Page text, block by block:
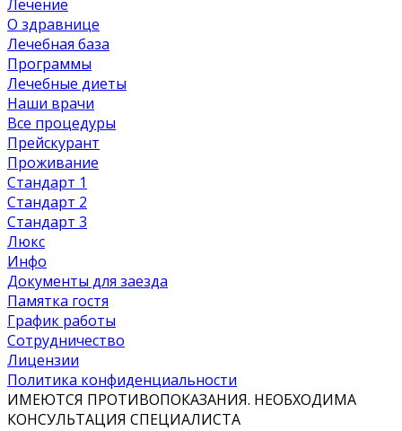
Лечение
О здравнице
Лечебная база
Программы
Лечебные диеты
Наши врачи
Все процедуры
Прейскурант
Проживание
Стандарт 1
Стандарт 2
Стандарт 3
Люкс
Инфо
Документы для заезда
Памятка гостя
График работы
Сотрудничество
Лицензии
Политика конфиденциальности
ИМЕЮТСЯ ПРОТИВОПОКАЗАНИЯ. НЕОБХОДИМА
КОНСУЛЬТАЦИЯ СПЕЦИАЛИСТА